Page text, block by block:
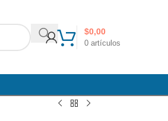
0artículos
$0,00